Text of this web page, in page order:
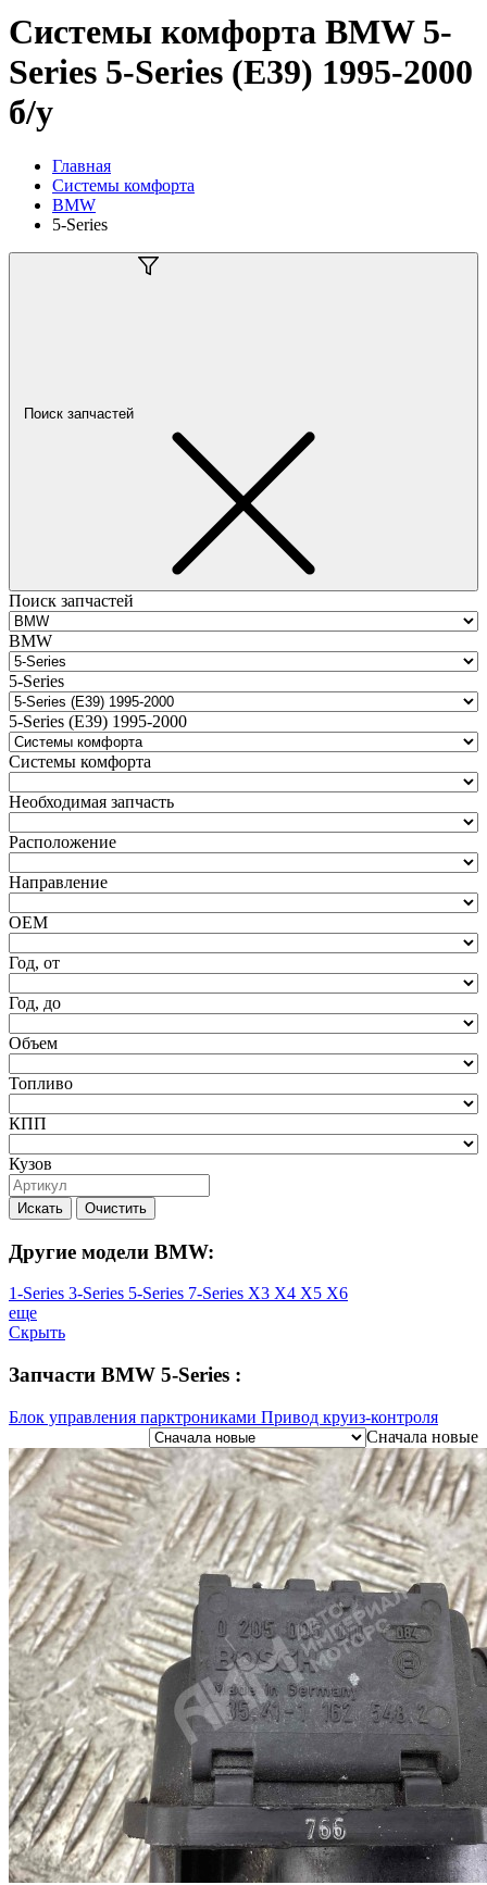
Системы комфорта BMW 5-
Series 5-Series (E39) 1995-2000
б/у
Главная
Системы комфорта
BMW
5-Series
Поиск запчастей
Поиск запчастей
BMW
5-Series
5-Series (E39) 1995-2000
Системы комфорта
Необходимая запчасть
Расположение
Направление
ОЕМ
Год, от
Год, до
Объем
Топливо
КПП
Кузов
Искать Очистить
Другие модели BMW:
1-Series 3-Series 5-Series 7-Series X3 X4 X5 X6
еще
Скрыть
Запчасти BMW 5-Series :
Блок управления парктрониками Привод круиз-контроля
Сначала новые